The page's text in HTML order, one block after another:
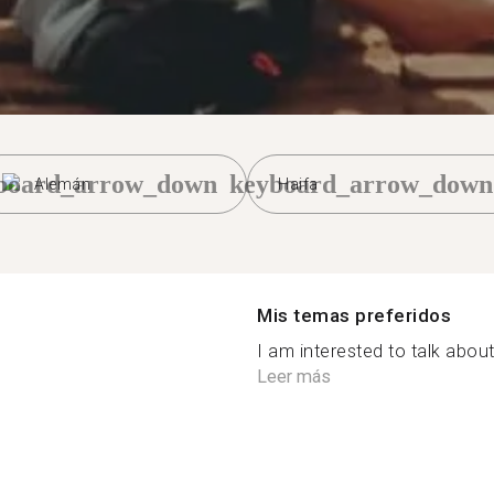
Alemán Haifa
keyboard_arrow_down
Mis temas preferidos
I am interested to talk
Leer más